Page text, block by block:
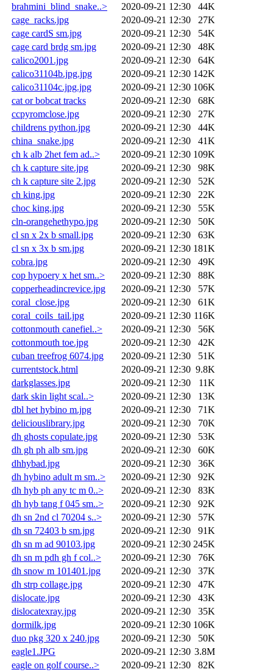
brahmini_blind_snake..>
2020-09-21 12:30
44K
cage_racks.jpg
2020-09-21 12:30
27K
cage cardS sm.jpg
2020-09-21 12:30
54K
cage card brdg sm.jpg
2020-09-21 12:30
48K
calico2001.jpg
2020-09-21 12:30
64K
calico31104b.jpg.jpg
2020-09-21 12:30 142K
calico31104c.jpg.jpg
2020-09-21 12:30 106K
cat or bobcat tracks
2020-09-21 12:30
68K
ccpyromclose.jpg
2020-09-21 12:30
27K
childrens python.jpg
2020-09-21 12:30
44K
china_snake.jpg
2020-09-21 12:30
41K
ch k alb 2het fem ad..>
2020-09-21 12:30 109K
ch k capture site.jpg
2020-09-21 12:30
98K
ch k capture site 2.jpg
2020-09-21 12:30
52K
ch king.jpg
2020-09-21 12:30
22K
choc king.jpg
2020-09-21 12:30
55K
cln-orangehethypo.jpg
2020-09-21 12:30
50K
cl sn x 2x b small.jpg
2020-09-21 12:30
63K
cl sn x 3x b sm.jpg
2020-09-21 12:30 181K
cobra.jpg
2020-09-21 12:30
49K
cop hypoery x het sm..>
2020-09-21 12:30
88K
copperheadincrevice.jpg
2020-09-21 12:30
57K
coral_close.jpg
2020-09-21 12:30
61K
coral_coils_tail.jpg
2020-09-21 12:30 116K
cottonmouth canefiel..>
2020-09-21 12:30
56K
cottonmouth toe.jpg
2020-09-21 12:30
42K
cuban treefrog 6074.jpg
2020-09-21 12:30
51K
currentstock.html
2020-09-21 12:30 9.8K
darkglasses.jpg
2020-09-21 12:30
11K
dark skin light scal..>
2020-09-21 12:30
13K
dbl het hybino m.jpg
2020-09-21 12:30
71K
deliciouslibrary.jpg
2020-09-21 12:30
70K
dh ghosts copulate.jpg
2020-09-21 12:30
53K
dh gh ph alb sm.jpg
2020-09-21 12:30
60K
dhhybad.jpg
2020-09-21 12:30
36K
dh hybino adult m sm..>
2020-09-21 12:30
92K
dh hyb ph any tc m 0..>
2020-09-21 12:30
83K
dh hyb tang f 045 sm..>
2020-09-21 12:30
92K
dh sn 2nd cl 70204 s..>
2020-09-21 12:30
57K
dh sn 72403 b sm.jpg
2020-09-21 12:30
91K
dh sn m ad 90103.jpg
2020-09-21 12:30 245K
dh sn m pdh gh f col..>
2020-09-21 12:30
76K
dh snow m 101401.jpg
2020-09-21 12:30
37K
dh strp collage.jpg
2020-09-21 12:30
47K
dislocate.jpg
2020-09-21 12:30
43K
dislocatexray.jpg
2020-09-21 12:30
35K
dormilk.jpg
2020-09-21 12:30 106K
duo pkg 320 x 240.jpg
2020-09-21 12:30
50K
eagle1.JPG
2020-09-21 12:30 3.8M
eagle on golf course..>
2020-09-21 12:30
82K